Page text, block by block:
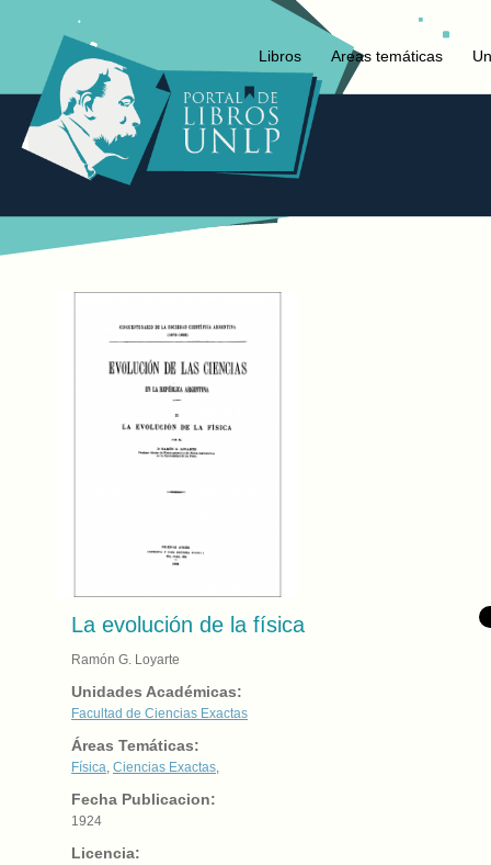
Libros Areas temáticas
La evolución de la física
Ramón G. Loyarte
Unidades Académicas:
Facultad de Ciencias Exactas
Áreas Temáticas:
Física Ciencias Exactas
Fecha Publicacion:
1924
Licencia: